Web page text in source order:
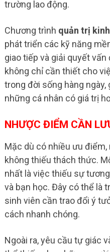
trường lao động.
Chương trình quản trị
phát triển các kỹ năng
giao tiếp và giải quyết
không chỉ cần thiết cho
trong đời sống hàng
những cá nhân có giá trị
NHƯỢC ĐIỂM CẦN
Mặc dù có nhiều ưu
không thiếu thách thức.
nhất là việc thiếu sự
và bạn học. Đây có thể là
sinh viên cần trao đổi ý
cách nhanh chóng.
Ngoài ra, yêu cầu tự giác